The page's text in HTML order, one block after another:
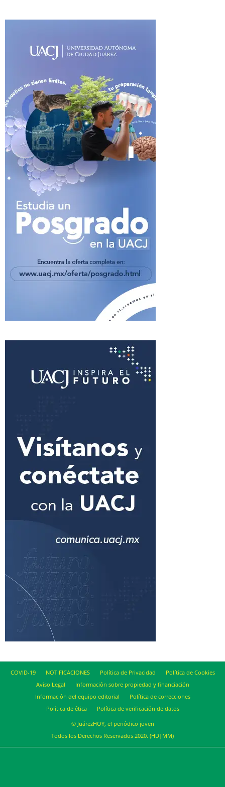
COVID-19 NOTIFICACIONES Política de Privacidad
Política de Cookies
Aviso Legal
Información sobre propiedad y financiación
Información del equipo editorial
Política de correcciones
Política de ética
Política de verificación de datos
© JuárezHOY, el periódico joven
Todos los Derechos Reservados 2020. (HD|MM)